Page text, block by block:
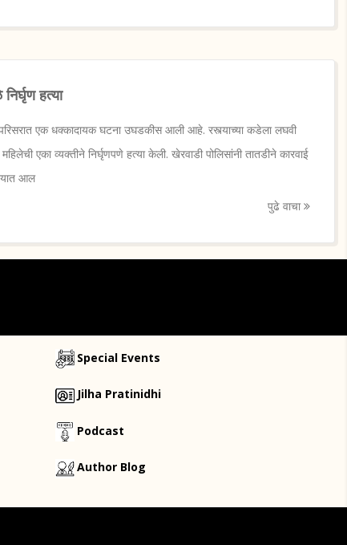
हत्या
एक धक्कादायक घटना उघडकीस आली आहे. रस्त्याच्या कडेला लघवी
एका व्यक्तीने निर्घृणपणे हत्या केली. खेरवाडी पोलिसांनी तातडीने कारवाई
आल
पुढे वाचा
Special Events
Jilha Pratinidhi
Podcast
Author Blog